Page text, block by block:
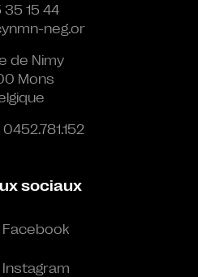
15 44
neg.or
de Nimy
Mons
0452.781.152
sociaux
Facebook
Instagram